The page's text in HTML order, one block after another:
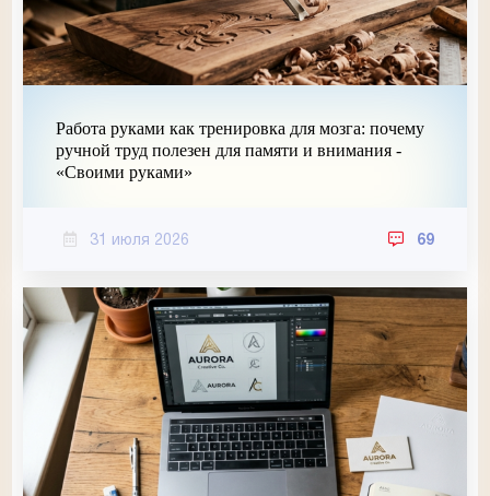
Работа руками как тренировка для мозга: почему
ручной труд полезен для памяти и внимания -
«Своими руками»
31 июля 2026 69